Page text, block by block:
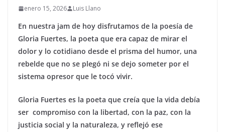
enero 15, 2026 Luis Llano
En nuestra jam de hoy disfrutamos de la poesía de
Gloria Fuertes, la poeta que era capaz de mirar el
dolor y lo cotidiano desde el prisma del humor, una
rebelde que no se plegó ni se dejo someter por el
sistema opresor que le tocó vivir.
Gloria Fuertes es la poeta que creía que la vida debía
ser compromiso con la libertad, con la paz, con la
justicia social y la naturaleza, y reflejó ese